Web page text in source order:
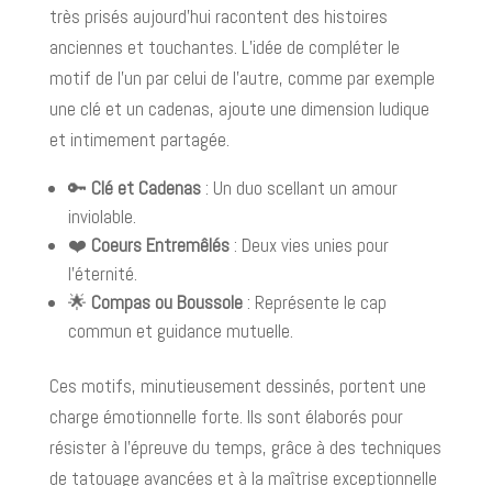
très prisés aujourd'hui racontent des histoires
anciennes et touchantes. L’idée de compléter le
motif de l’un par celui de l’autre, comme par exemple
une clé et un cadenas, ajoute une dimension ludique
et intimement partagée.
🔑 Clé et Cadenas: Un duo scellant un amour
inviolable.
❤️ Coeurs Entremêlés: Deux vies unies pour
l'éternité.
🌟 Compas ou Boussole: Représente le cap
commun et guidance mutuelle.
Ces motifs, minutieusement dessinés, portent une
charge émotionnelle forte. Ils sont élaborés pour
résister à l'épreuve du temps, grâce à des techniques
de tatouage avancées et à la maîtrise exceptionnelle